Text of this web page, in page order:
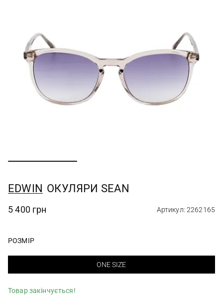
EDWIN ОКУЛЯРИ SEAN
5 400 грн Артикул: 2262165
РОЗМІР
ONE SIZE
Товар закінчується!